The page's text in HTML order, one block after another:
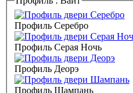
Профиль Серебро
Профиль Серая Ночь
Профиль Деорэ
Профиль Шампань